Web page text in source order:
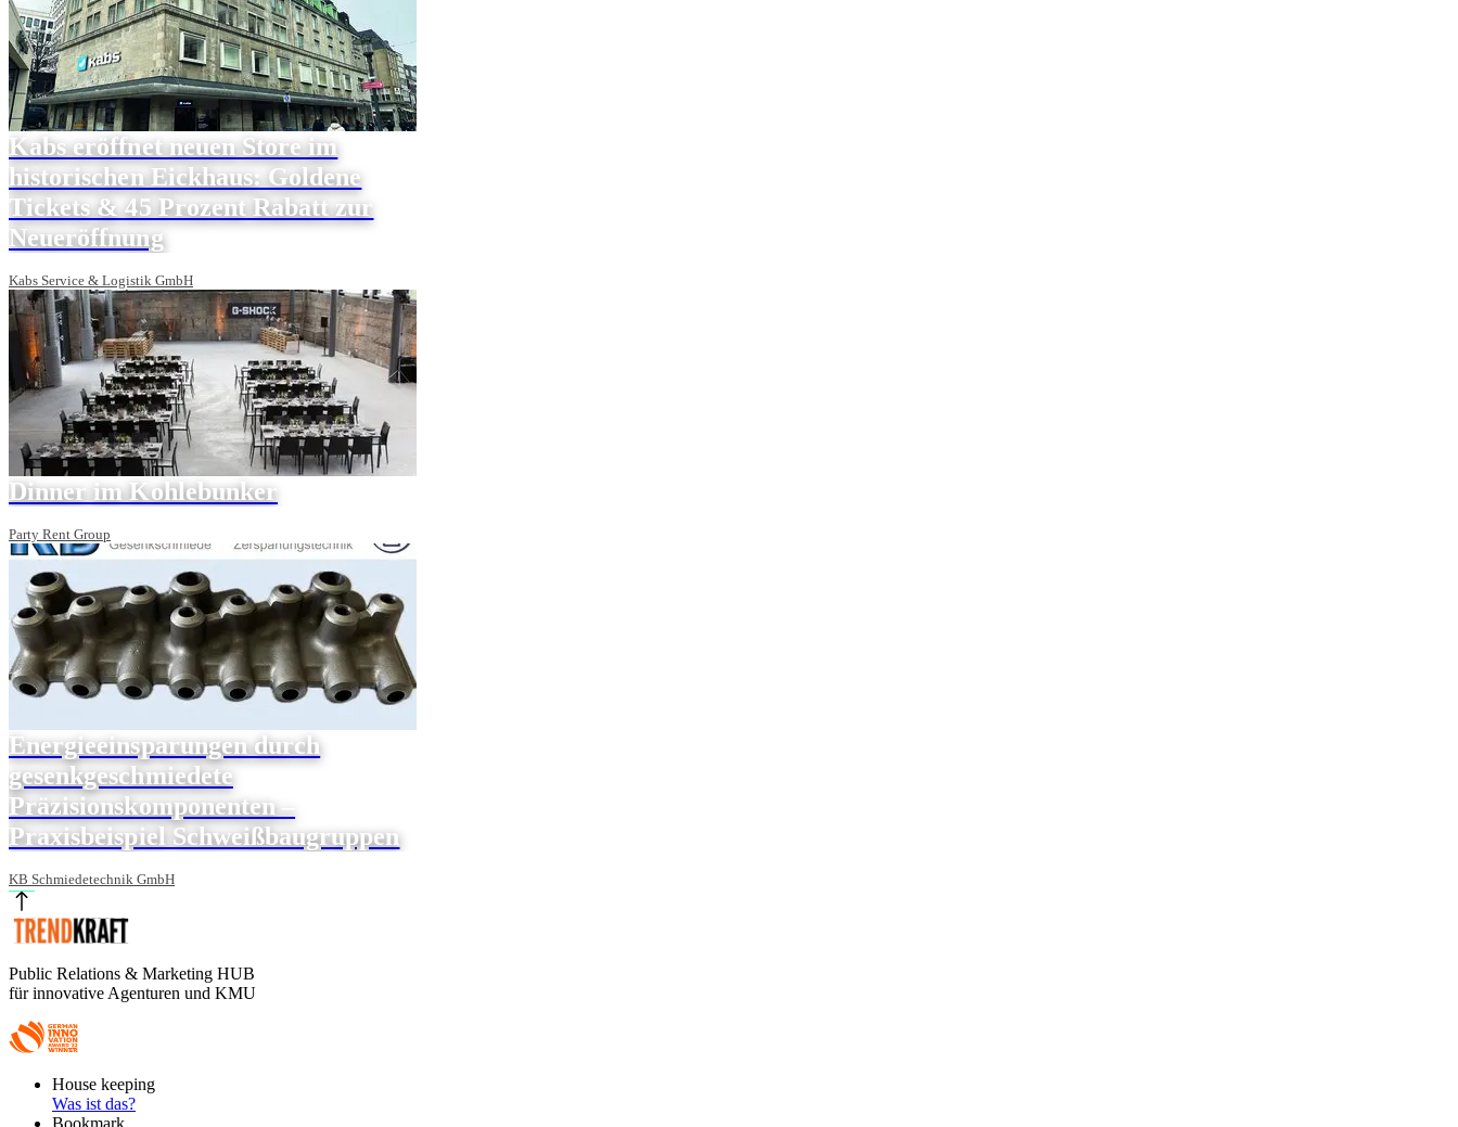
Kabs eröffnet neuen Store im
historischen Eickhaus: Goldene
Tickets & 45 Prozent Rabatt zur
Neueröffnung
Kabs Service & Logistik GmbH
Dinner im Kohlebunker
Party Rent Group
Energieeinsparungen durch
gesenkgeschmiedete
Präzisionskomponenten –
Praxisbeispiel Schweißbaugruppen
KB Schmiedetechnik GmbH
Public Relations & Marketing HUB
für innovative Agenturen und KMU
FooterHouse keeping
Was ist das?
Bookmark